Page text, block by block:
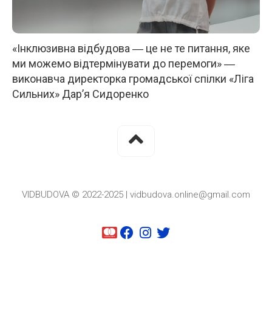
«Інклюзивна відбудова ― це не те питання, яке
ми можемо відтермінувати до перемоги» ―
виконавча директорка громадської спілки «Ліга
Сильних» Дар’я Сидоренко
VIDBUDOVA © 2022-2025 | vidbudova.online@gmail.com